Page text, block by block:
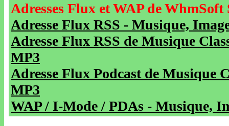
Adresses Flux et WAP de WhmSoft
Adresse Flux RSS - Musique,
Adresse Flux RSS de Musique
MP3
Adresse Flux Podcast de Musique
MP3
WAP / I-Mode / PDAs - Musique,